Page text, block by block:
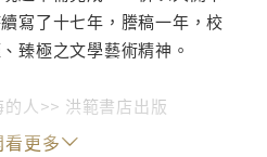
寫了十七年，謄稿一年，校
臻極之文學藝術精神。
人>> 洪範書店出版
看更多